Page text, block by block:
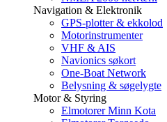
Navigation & Elektronik
GPS-plotter & ekkolod
Motorinstrumenter
VHF & AIS
Navionics søkort
One-Boat Network
Belysning & søgelygte
Motor & Styring
Elmotorer Minn Kota